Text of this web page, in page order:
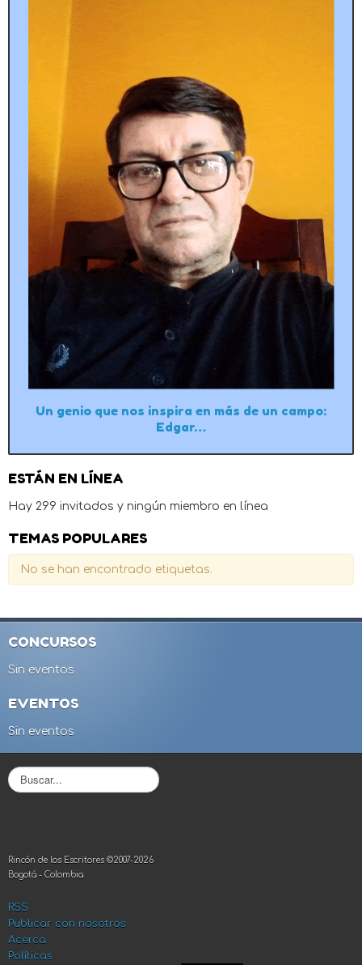
Un genio que nos inspira en más de un campo:
Edgar…
ESTÁN EN LÍNEA
Hay 299 invitados y ningún miembro en línea
TEMAS POPULARES
No se han encontrado etiquetas.
CONCURSOS
Sin eventos
EVENTOS
Sin eventos
B
u
r
.
.
Rincón de los Escritores ©2007-2026
Bogotá - Colombia
RSS
Publicar con nosotros
Acerca
Políticas